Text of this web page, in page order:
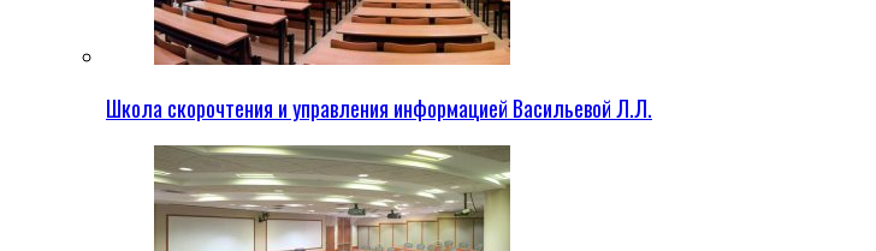
Школа скорочтения и управления информацией Васильевой Л.Л.